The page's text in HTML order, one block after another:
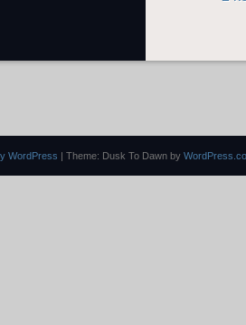
WordPress | Theme: Dusk To Dawn by